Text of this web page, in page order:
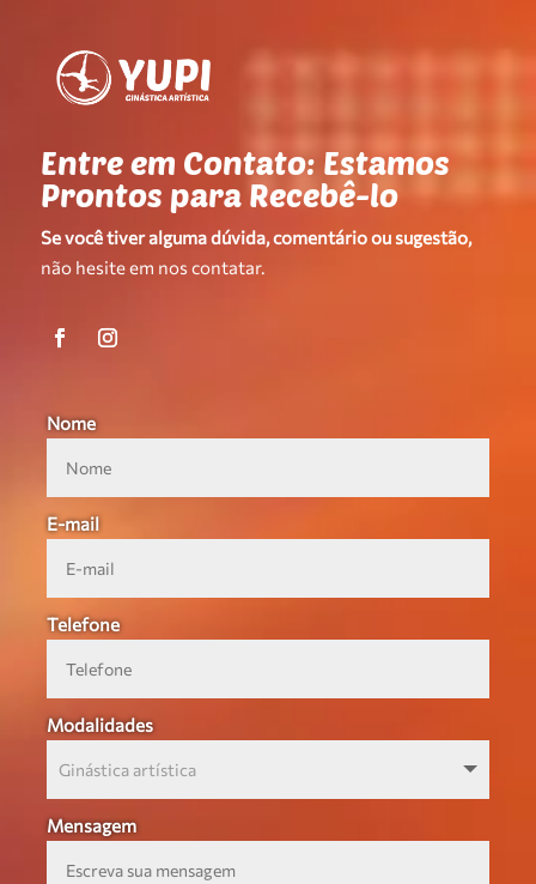
Entre em Contato: Estamos
Prontos para Recebê-lo
Se você tiver alguma dúvida, comentário ou sugestão,
não hesite em nos contatar.
Nome
E-mail
Telefone
Modalidades
Mensagem